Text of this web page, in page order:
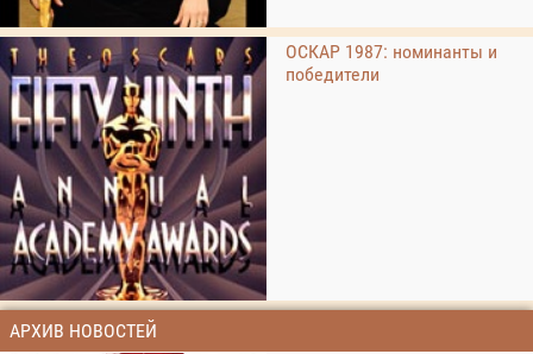
ОСКАР 1987: номинанты и
победители
АРХИВ НОВОСТЕЙ